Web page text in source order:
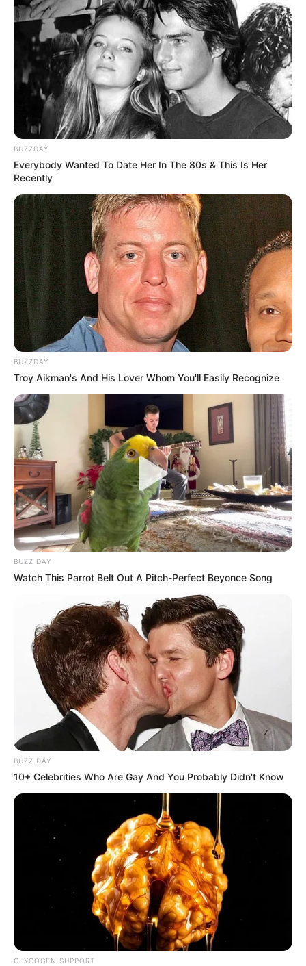
BUZZDAY
Everybody Wanted To Date Her In The 80s & This Is Her
Recently
BUZZDAY
Troy Aikman's And His Lover Whom You'll Easily Recognize
BUZZ DAY
Watch This Parrot Belt Out A Pitch-Perfect Beyonce Song
BUZZ DAY
10+ Celebrities Who Are Gay And You Probably Didn't Know
GLYCOGEN SUPPORT